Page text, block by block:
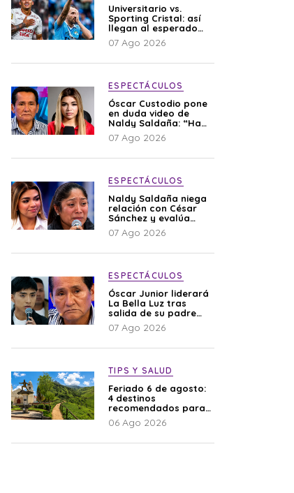
Universitario vs.
Sporting Cristal: así
llegan al esperado
duelo
07 Ago 2026
ESPECTÁCULOS
Óscar Custodio pone
en duda video de
Naldy Saldaña: “Hay
cosas que de repente
se han editado”
07 Ago 2026
ESPECTÁCULOS
Naldy Saldaña niega
relación con César
Sánchez y evalúa
denunciar a su
esposa: “Es una
07 Ago 2026
ESPECTÁCULOS
Óscar Junior liderará
La Bella Luz tras
salida de su padre
por polémica con
Naldy Saldaña
07 Ago 2026
TIPS Y SALUD
Feriado 6 de agosto:
4 destinos
recomendados para
disfrutar el descanso
06 Ago 2026